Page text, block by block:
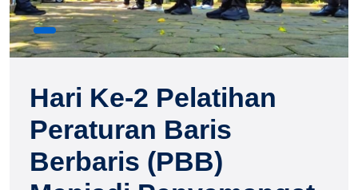
Hari Ke-2 Pelatihan
Peraturan Baris
Berbaris (PBB)